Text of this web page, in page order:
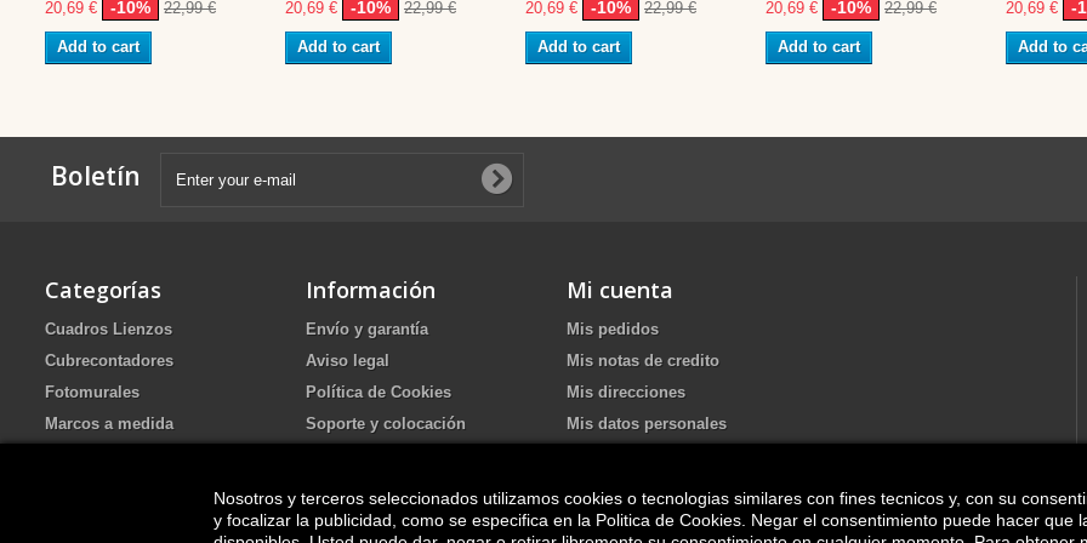
20,69 € -10% 22,99 €
Add to cart
20,69 € -10% 22,99 €
Add to cart
20,69 € -10% 22,99 €
Add to cart
20,69 € -10% 22,99 €
Add to cart
20,69 € -
Add to
Boletín
Categorías
Cuadros Lienzos
Cubrecontadores
Fotomurales
Marcos a medida
Información
Envío y garantía
Aviso legal
Política de Cookies
Soporte y colocación
FAQ
Mi cuenta
Mis pedidos
Mis notas de credito
Mis direcciones
Mis datos personales
Update your Cookie preferences
Nosotros y terceros seleccionados utilizamos cookies o tecnologias similares con fines tecnicos y, con su
y focalizar la publicidad, como se especifica en la Politica de Cookies. Negar el consentimiento puede hacer que